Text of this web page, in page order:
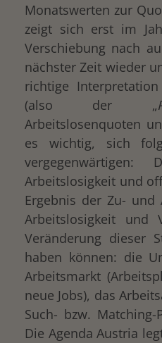
Monatswerten zur
zeigt sich erst im
Verschiebung nach
nächster Zeit wieder
richtige
(also der „
Arbeitslosenquoten
es wichtig, sich
Arbeitslosigkeit und
Ergebnis der Zu-
Arbeitslosigkeit und
Veränderung dieser
haben können: die
Arbeitsmarkt
neue Jobs), das
Such- bzw. Matching-
Die Agenda Austria
drucken